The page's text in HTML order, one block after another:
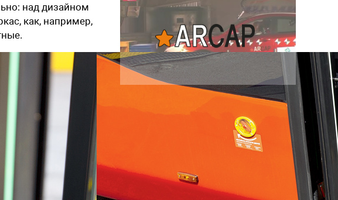
над дизайном
как, например,